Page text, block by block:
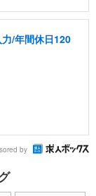
/年間休日120
by